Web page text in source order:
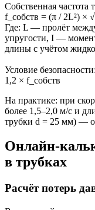
Собственная частота
f_собств = (π / 2L²) ×
Где: L — пролёт
упругости, I —
длины с учётом
Условие
1,2 × f_собств
На практике: при
более 1,5–2,0 м/с и
трубки d = 25 мм) —
Онлайн-
в трубках
Расчёт потерь